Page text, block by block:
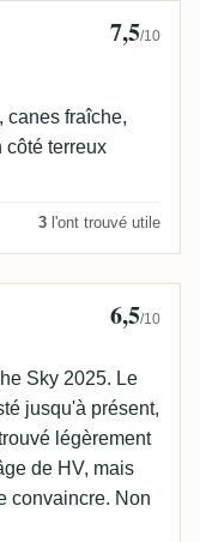
7,5/10
canes fraîche,
côté terreux
3 l'ont trouvé utile
6,5/10
Sky 2025. Le
jusqu'à présent,
légèrement
de HV, mais
convaincre. Non